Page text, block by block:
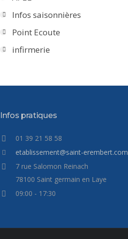
Infos saisonnières
Point Ecoute
infirmerie
Infos pratiques
01 39 21 58 58
etablissement@saint-erembert.com
7 rue Salomon Reinach
78100 Saint germain en Laye
09:00 - 17:30